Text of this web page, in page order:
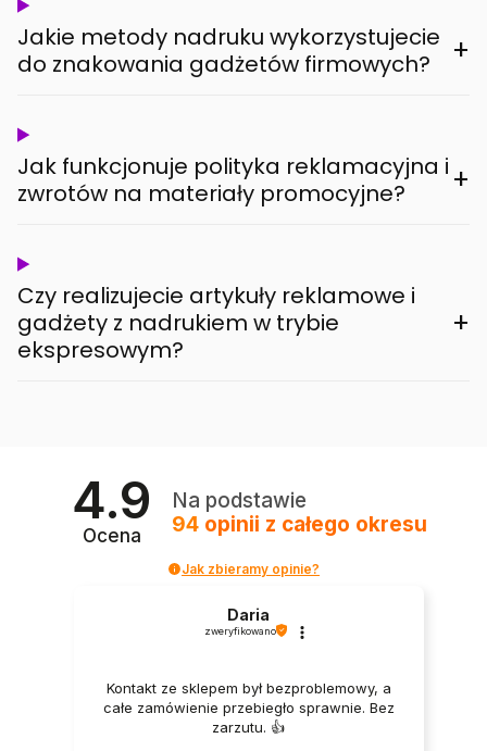
Jakie metody nadruku wykorzystujecie
do znakowania gadżetów firmowych?
+
Jak funkcjonuje polityka reklamacyjna i
zwrotów na materiały promocyjne?
+
Czy realizujecie artykuły reklamowe i
gadżety z nadrukiem w trybie
ekspresowym?
+
4.9
Ocena
Na podstawie
94 opinii z całego okresu
Jak zbieramy opinie?
Daria
zweryfikowano
Kontakt ze sklepem był bezproblemowy, a
całe zamówienie przebiegło sprawnie. Bez
zarzutu. 👍️